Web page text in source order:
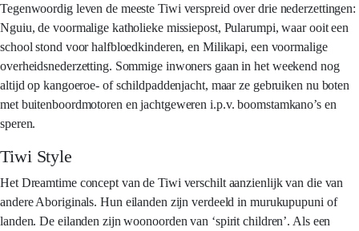
Tegenwoordig leven de meeste Tiwi verspreid over drie nederzettingen:
Nguiu, de voormalige katholieke missiepost, Pularumpi, waar ooit een
school stond voor halfbloedkinderen, en Milikapi, een voormalige
overheidsnederzetting. Sommige inwoners gaan in het weekend nog
altijd op kangoeroe- of schildpaddenjacht, maar ze gebruiken nu boten
met buitenboordmotoren en jachtgeweren i.p.v. boomstamkano’s en
speren.
Tiwi Style
Het Dreamtime concept van de Tiwi verschilt aanzienlijk van die van
andere Aboriginals. Hun eilanden zijn verdeeld in murukupupuni of
landen. De eilanden zijn woonoorden van ‘spirit children’. Als een